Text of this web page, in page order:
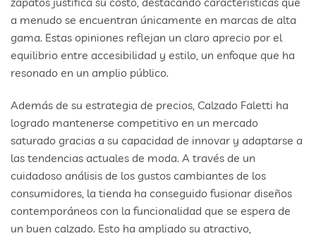
a menudo se encuentran únicamente en marcas de alta
gama. Estas opiniones reflejan un claro aprecio por el
equilibrio entre accesibilidad y estilo, un enfoque que ha
resonado en un amplio público.
Además de su estrategia de precios, Calzado Faletti ha
logrado mantenerse competitivo en un mercado
saturado gracias a su capacidad de innovar y adaptarse a
las tendencias actuales de moda. A través de un
cuidadoso análisis de los gustos cambiantes de los
consumidores, la tienda ha conseguido fusionar diseños
contemporáneos con la funcionalidad que se espera de
un buen calzado. Esto ha ampliado su atractivo,